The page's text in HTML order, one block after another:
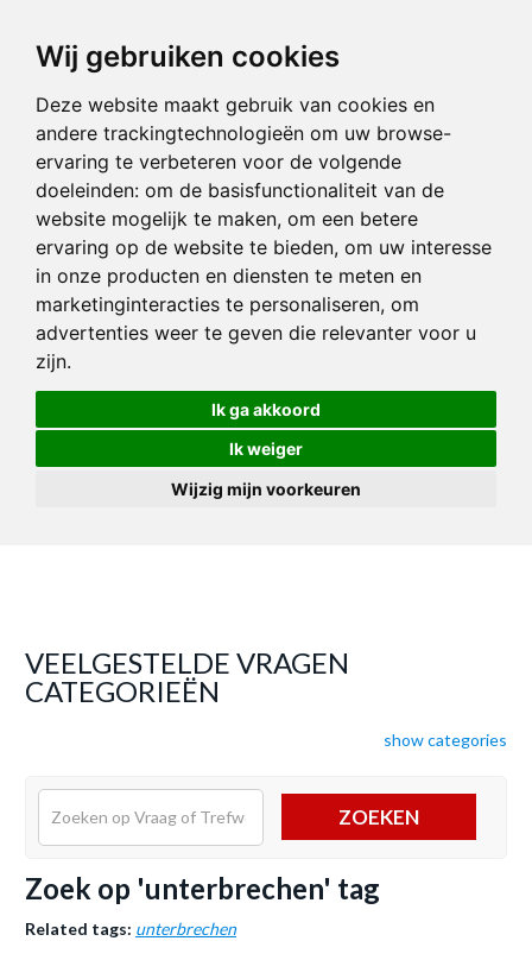
Wij gebruiken cookies
Deze website maakt gebruik van cookies en
andere trackingtechnologieën om uw browse-
ervaring te verbeteren voor de volgende
doeleinden: om de basisfunctionaliteit van de
website mogelijk te maken, om een betere
ervaring op de website te bieden, om uw interesse
in onze producten en diensten te meten en
marketinginteracties te personaliseren, om
advertenties weer te geven die relevanter voor u
zijn.
Ik ga akkoord
Ik weiger
Wijzig mijn voorkeuren
VEELGESTELDE VRAGEN
CATEGORIEËN
show categories
ZOEKEN
Zoek op 'unterbrechen' tag
Related tags: unterbrechen